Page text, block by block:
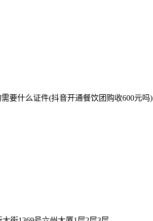
要什么证件(抖音开通餐饮团购收600元吗)